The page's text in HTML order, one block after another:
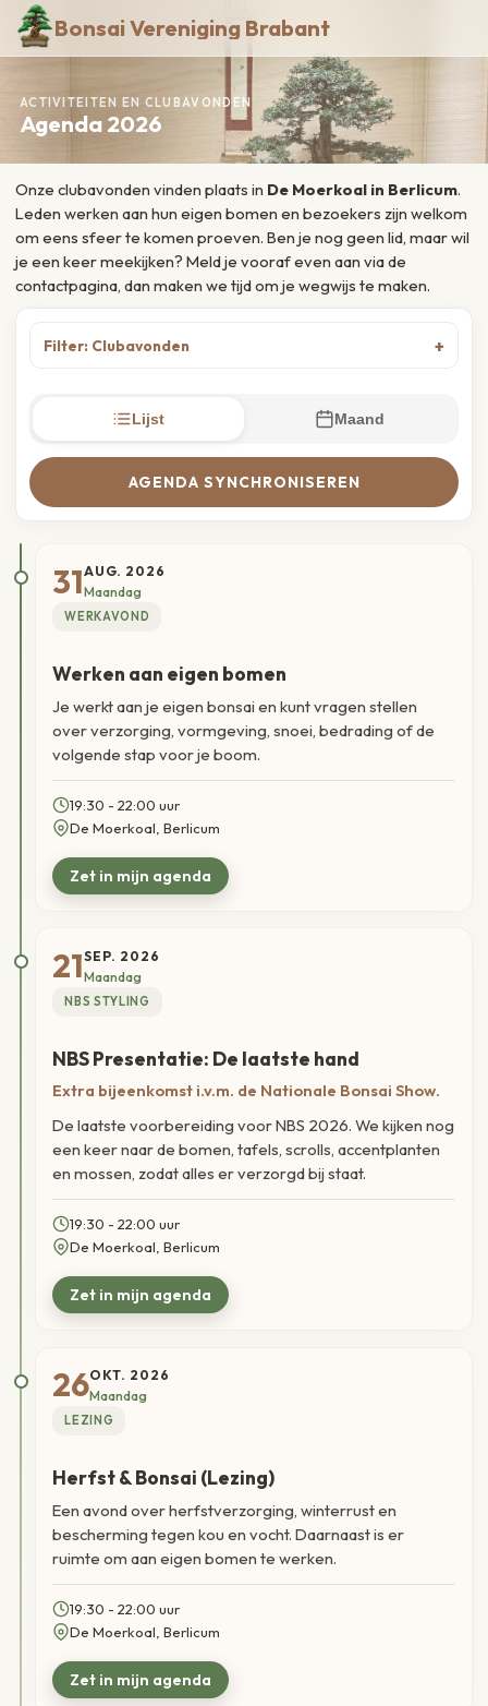
Bonsai Vereniging Brabant
ACTIVITEITEN EN CLUBAVONDEN
Agenda 2026
Onze clubavonden vinden plaats in De Moerkoal in Berlicum.
Leden werken aan hun eigen bomen en bezoekers zijn welkom
om eens sfeer te komen proeven. Ben je nog geen lid, maar wil
je een keer meekijken? Meld je vooraf even aan via de
contactpagina, dan maken we tijd om je wegwijs te maken.
Filter: Clubavonden
Lijst Maand
AGENDA SYNCHRONISEREN
31AUG. 2026
Maandag
WERKAVOND
Werken aan eigen bomen
Je werkt aan je eigen bonsai en kunt vragen stellen
over verzorging, vormgeving, snoei, bedrading of de
volgende stap voor je boom.
19:30 - 22:00 uur
De Moerkoal, Berlicum
21SEP. 2026
Maandag
NBS STYLING
NBS Presentatie: De laatste hand
Extra bijeenkomst i.v.m. de Nationale Bonsai Show.
De laatste voorbereiding voor NBS 2026. We kijken nog
een keer naar de bomen, tafels, scrolls, accentplanten
en mossen, zodat alles er verzorgd bij staat.
19:30 - 22:00 uur
De Moerkoal, Berlicum
26OKT. 2026
Maandag
LEZING
Herfst & Bonsai (Lezing)
Een avond over herfstverzorging, winterrust en
bescherming tegen kou en vocht. Daarnaast is er
ruimte om aan eigen bomen te werken.
19:30 - 22:00 uur
De Moerkoal, Berlicum